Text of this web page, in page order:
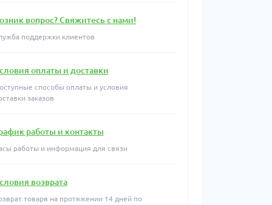
вопрос? Свяжитесь с нами!
поддержки клиентов
оплаты и доставки
способы оплаты и условия
заказов
работы и контакты
работы и информация для связи
возврата
товарв на протяжении 14 дней по